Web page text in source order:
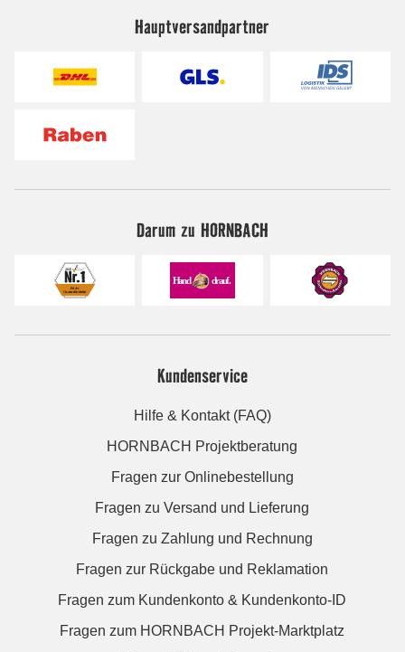
Hauptversandpartner
Darum zu HORNBACH
Kundenservice
Hilfe & Kontakt (FAQ)
HORNBACH Projektberatung
Fragen zur Onlinebestellung
Fragen zu Versand und Lieferung
Fragen zu Zahlung und Rechnung
Fragen zur Rückgabe und Reklamation
Fragen zum Kundenkonto & Kundenkonto-ID
Fragen zum HORNBACH Projekt-Marktplatz